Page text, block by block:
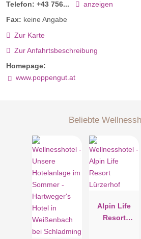
Telefon: +43 756...
anzeigen
Fax: keine Angabe
Zur Karte
Zur Anfahrtsbeschreibung
Homepage:
www.poppengut.at
Beliebte
Alpin Life
Resort